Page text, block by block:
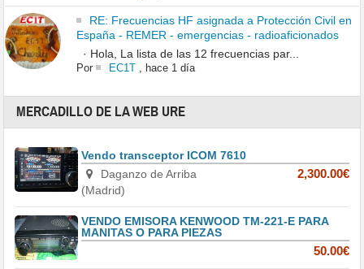
RE: Frecuencias HF asignada a Protección Civil en
España - REMER - emergencias - radioaficionados
· Hola, La lista de las 12 frecuencias par...
Por EC1T, hace 1 día
MERCADILLO DE LA WEB URE
Vendo transceptor ICOM 7610
Daganzo de Arriba
(Madrid)
2,300.00€
VENDO EMISORA KENWOOD TM-221-E PARA
MANITAS O PARA PIEZAS
50.00€